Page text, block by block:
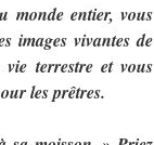
monde entier, vous
images vivantes de
terrestre et vous
les prêtres.